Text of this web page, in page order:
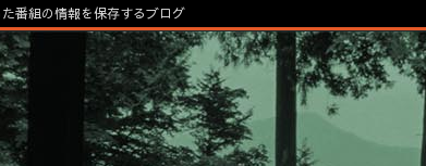
番組の情報を保存するブログ